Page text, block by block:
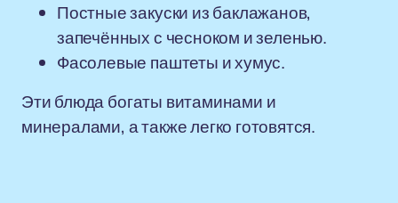
Постные закуски из баклажанов,
запечённых с чесноком и зеленью.
Фасолевые паштеты и хумус.
Эти блюда богаты витаминами и
минералами, а также легко готовятся.